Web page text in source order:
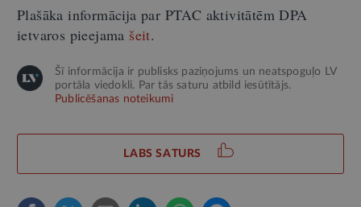
Plašāka informācija par PTAC aktivitātēm DPA
ietvaros pieejama šeit.
Šī informācija ir publisks paziņojums un neatspoguļo LV
portāla viedokli. Par tās saturu atbild iesūtītājs.
Publicēšanas noteikumi
LABS SATURS